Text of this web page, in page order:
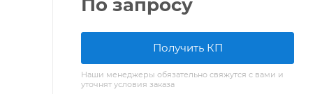
По запросу
Получить КП
Наши менеджеры обязательно свяжутся с вами и
уточнят условия заказа